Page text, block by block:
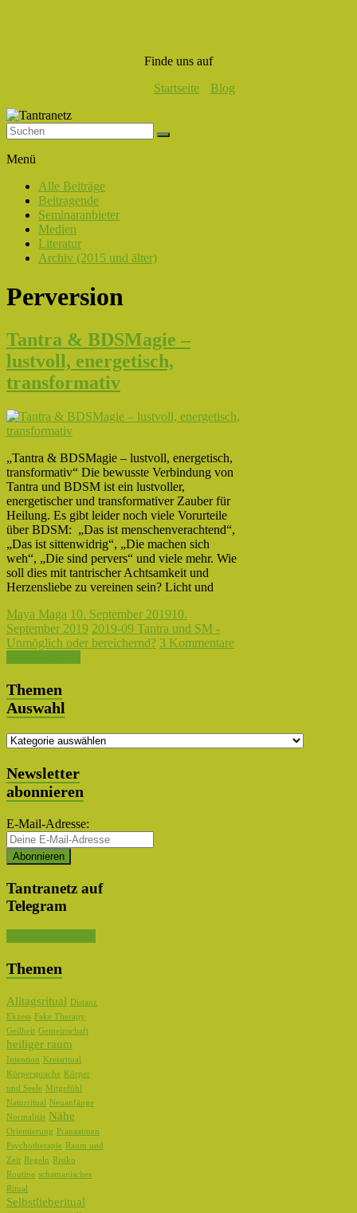
Finde uns auf
Startseite
Blog
Liebe,
Eros
Tantra
Menü
Alle Beiträge
Beitragende
Seminaranbieter
Medien
Literatur
Archiv (2015 und älter)
Perversion
Tantra & BDSMagie –
lustvoll, energetisch,
transformativ
„Tantra & BDSMagie – lustvoll, energetisch,
transformativ“ Die bewusste Verbindung von
Tantra und BDSM ist ein lustvoller,
energetischer und transformativer Zauber für
Heilung. Es gibt leider noch viele Vorurteile
über BDSM: „Das ist menschenverachtend“,
„Das ist sittenwidrig“, „Die machen sich
weh“, „Die sind pervers“ und viele mehr. Wie
soll dies mit tantrischer Achtsamkeit und
Herzensliebe zu vereinen sein? Licht und
Maya Maga 10. September 201910.
September 2019 2019-09 Tantra und SM -
Unmöglich oder bereichernd? 3 Kommentare
Themen
Auswahl
Themen
Newsletter
abonnieren
E-Mail-Adresse:
Tantranetz auf
Telegram
Themen
Alltagsritual Distanz
Ekzess Fake Therapy
Geilheit Gemeinschaft
heiliger raum
Intention
Kreisritual
Körpersprache Körper
und Seele Mitgefühl
Naturritual Neuanfänge
Normalität Nähe
Orientierung
Pranaatmen
Psychotherapie Raum und
Zeit Regeln
Risiko
Routine schamanisches
Ritual
Selbstlieberitual